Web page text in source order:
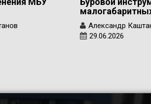
Александр
29.06.2026